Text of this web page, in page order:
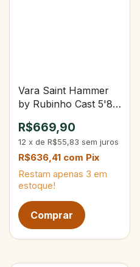
Vara Saint Hammer
by Rubinho Cast 5'8"
Partes
R$669,90
12 x de R$55,83 sem juros
R$636,41 com Pix
Restam apenas 3 em
estoque!